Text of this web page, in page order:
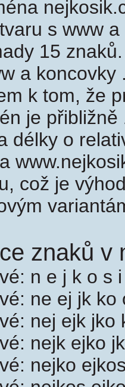
s www
15
a
k tom, že
je
délky o
což je
znaků v
n e j k o s
ne ej jk ko
nej ejk jko
nejk ejko
nejko